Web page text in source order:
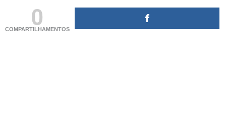
0
COMPARTILHAMENTOS